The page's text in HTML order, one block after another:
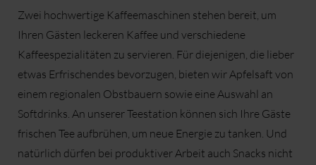
Zwei hochwertige Kaffeemaschinen stehen bereit, um
Ihren Gästen leckeren Kaffee und verschiedene
Kaffeespezialitäten zu servieren. Für diejenigen, die lieber
etwas Erfrischendes bevorzugen, bieten wir Apfelsaft von
einem regionalen Obstbauern sowie eine Auswahl an
Softdrinks. An unserer Teestation können sich Ihre Gäste
frischen Tee aufbrühen, um neue Energie zu tanken. Und
natürlich dürfen bei produktiver Arbeit auch Snacks nicht